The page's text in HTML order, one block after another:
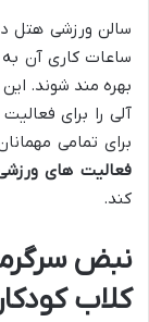
سالن ورزشی هتل
ساعات کاری آن به
بهره مند شوند.
آلی را برای
برای تمامی
فعالیت های
کند.
نبض
کلاب